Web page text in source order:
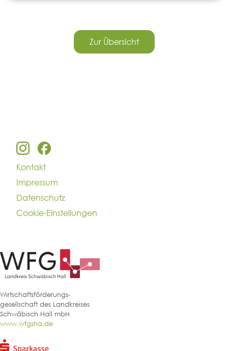
Zur Übersicht
Kontakt
Impressum
Datenschutz
Cookie-Einstellungen
Wirtschaftsförderungs-
gesellschaft des Landkreises
Schwäbisch Hall mbH
www.wfgsha.de